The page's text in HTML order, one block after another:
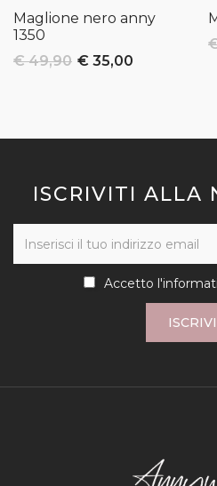
Maglione nero anny
1350
€ 49,90 € 35,00
ISCRIVITI ALLA
Accetto